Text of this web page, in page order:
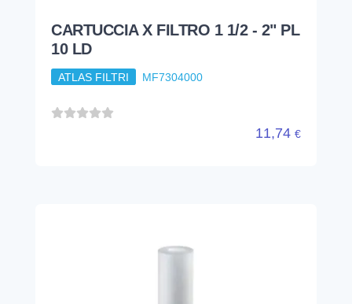
CARTUCCIA X FILTRO 1 1/2 - 2" PL
10 LD
ATLAS FILTRI MF7304000
11,74 €